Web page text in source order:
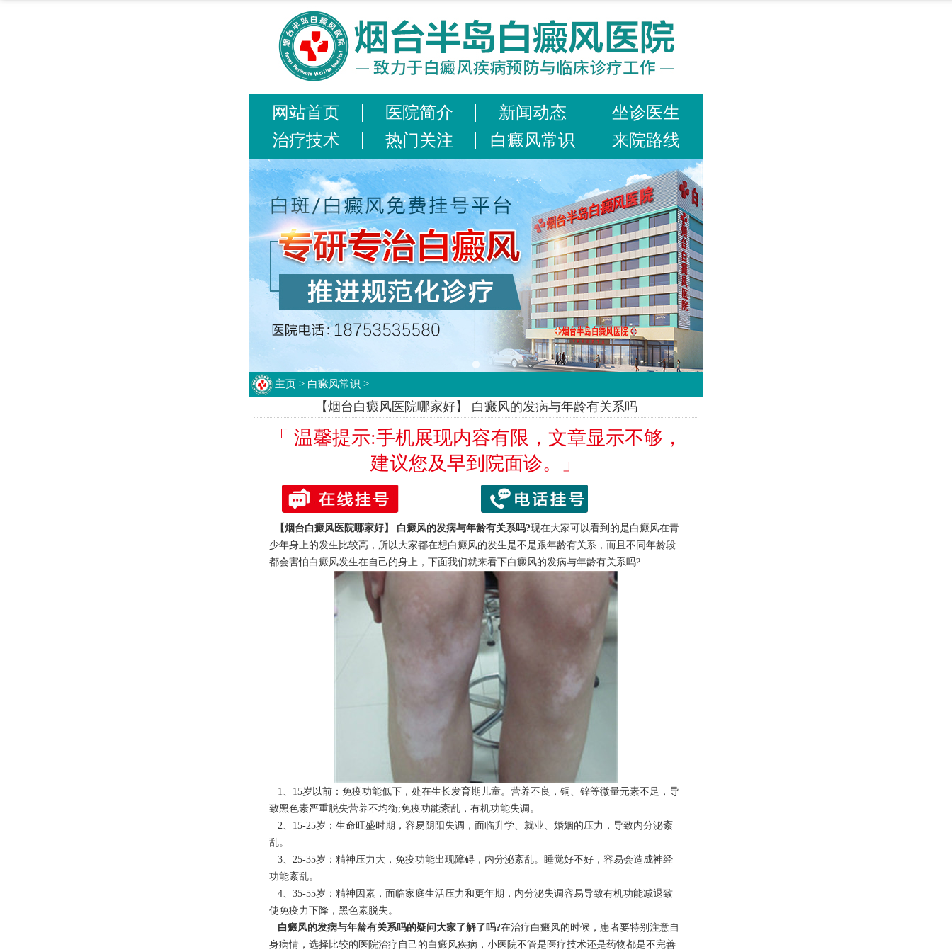
网站首页 医院简介 新闻动态
坐诊医生
治疗技术
热门关注 白癜风常识 来院路线
主页 > 白癜风常识 >
【烟台白癜风医院哪家好】 白癜风的发病与年龄有关系吗
「 温馨提示:手机展现内容有限，文章显示不够，
建议您及早到院面诊。」
【烟台白癜风医院哪家好】 白癜风的发病与年龄有关系吗?现在大家可以看到的是白癜风在青
少年身上的发生比较高，所以大家都在想白癜风的发生是不是跟年龄有关系，而且不同年龄段
都会害怕白癜风发生在自己的身上，下面我们就来看下白癜风的发病与年龄有关系吗?
1、15岁以前：免疫功能低下，处在生长发育期儿童。营养不良，铜、锌等微量元素不足，导
致黑色素严重脱失营养不均衡;免疫功能紊乱，有机功能失调。
2、15-25岁：生命旺盛时期，容易阴阳失调，面临升学、就业、婚姻的压力，导致内分泌紊
乱。
3、25-35岁：精神压力大，免疫功能出现障碍，内分泌紊乱。睡觉好不好，容易会造成神经
功能紊乱。
4、35-55岁：精神因素，面临家庭生活压力和更年期，内分泌失调容易导致有机功能减退致
使免疫力下降，黑色素脱失。
白癜风的发病与年龄有关系吗的疑问大家了解了吗?在治疗白癜风的时候，患者要特别注意自
身病情，选择比较的医院治疗自己的白癜风疾病，小医院不管是医疗技术还是药物都是不完善